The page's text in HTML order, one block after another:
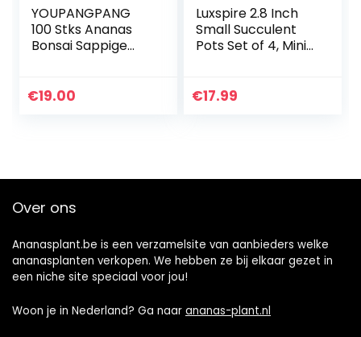
YOUPANGPANG
100 Stks Ananas
Bonsai Sappige
Zeldzame
€19.00
Luxspire 2.8 Inch
Small Succulent
Pots Set of 4, Mini
Plant Pot Planter
€17.99
Over ons
Ananasplant.be is een verzamelsite van aanbieders welke
ananasplanten verkopen. We hebben ze bij elkaar gezet in
een niche site speciaal voor jou!
Woon je in Nederland? Ga naar ananas-plant.nl